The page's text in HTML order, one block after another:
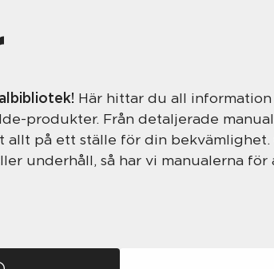
Här hittar du all
produkter. Från detaljerade
allt på ett ställe för din bekvämlighet.
underhåll, så har vi manualerna